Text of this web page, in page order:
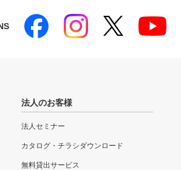
法人のお客様
法人セミナー
カタログ・チラシダウンロード
無料貸出サービス